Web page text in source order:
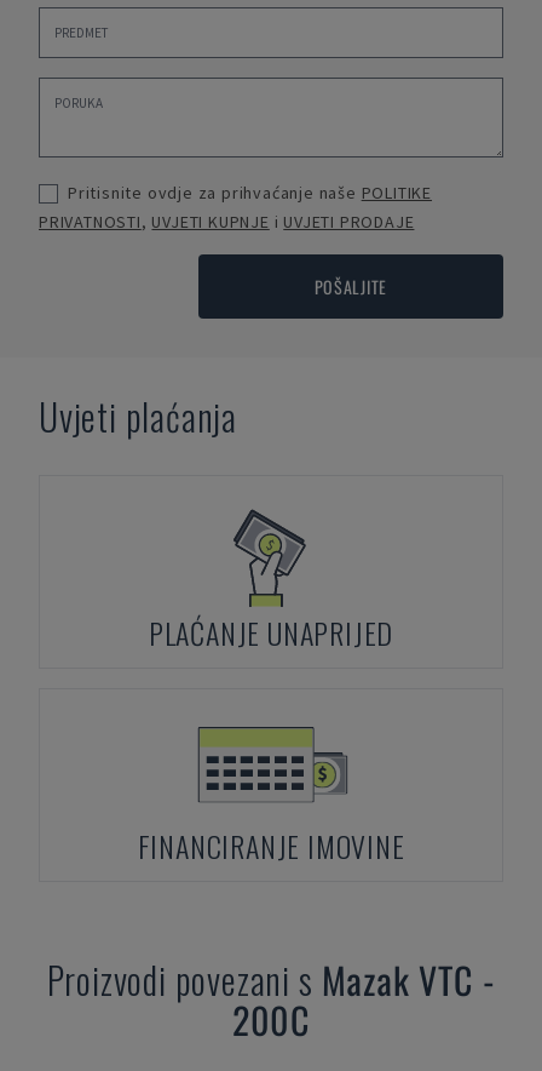
Pritisnite ovdje za prihvaćanje naše POLITIKE
PRIVATNOSTI, UVJETI KUPNJE i UVJETI PRODAJE
POŠALJITE
Uvjeti plaćanja
PLAĆANJE UNAPRIJED
FINANCIRANJE IMOVINE
Proizvodi povezani s Mazak VTC -
200C